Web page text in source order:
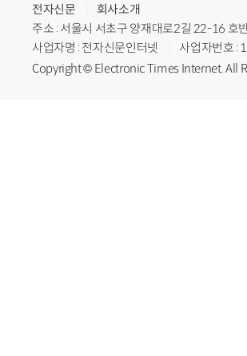
전자신문
회사소개
주소 : 서울시 서초구 양재대로2길 22-16 호
사업자명 : 전자신문인터넷
사업자번호
Copyright © Electronic Times Internet. All